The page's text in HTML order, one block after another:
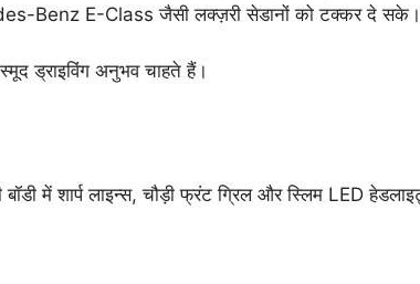
Benz E-Class जैसी लक्ज़री सेडानों को टक्कर दे सके।
ड्राइविंग अनुभव चाहते हैं।
में शार्प लाइन्स, चौड़ी फ्रंट ग्रिल और स्लिम LED